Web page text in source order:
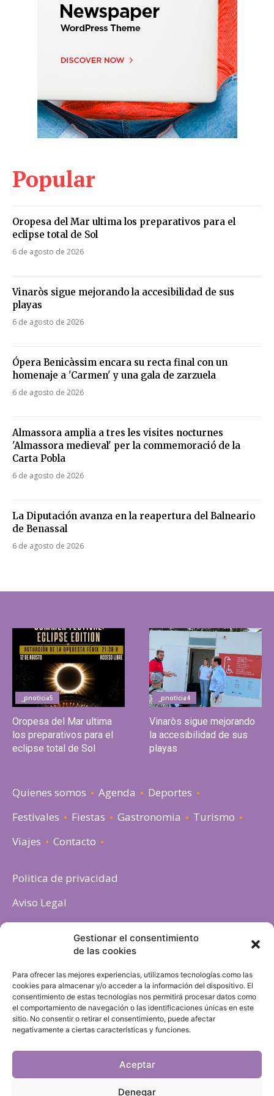
Gestionar el consentimiento
de las cookies
Para ofrecer las mejores experiencias, utilizamos tecnologías como las
cookies para almacenar y/o acceder a la información del dispositivo. El
consentimiento de estas tecnologías nos permitirá procesar datos como
el comportamiento de navegación o las identificaciones únicas en este
sitio. No consentir o retirar el consentimiento, puede afectar
negativamente a ciertas características y funciones.
Aceptar
Denegar
Popular
Oropesa del Mar ultima los preparativos para el
eclipse total de Sol
6 de agosto de 2026
Vinaròs sigue mejorando la accesibilidad de sus
playas
6 de agosto de 2026
Ópera Benicàssim encara su recta final con un
homenaje a 'Carmen' y una gala de zarzuela
6 de agosto de 2026
Almassora amplia a tres les visites nocturnes
'Almassora medieval' per la commemoració de la
Carta Pobla
6 de agosto de 2026
La Diputación avanza en la reapertura del Balneario
de Benassal
6 de agosto de 2026
_pnoticia5
Oropesa del Mar ultima
los preparativos para el
eclipse total de Sol
_pnoticia4
Vinaròs sigue mejorando
la accesibilidad de sus
playas
Quienes somos Agenda
Deportes
Festivales
Fiestas Gastronomia
Turismo
Viajes
Contacto
Politica de privacidad
Aviso Legal
Política de cookies